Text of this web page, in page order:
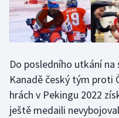
Krasobruslení
Lezení
Lyže a snowboard
Moderní pětiboj
Do posledního utkání
Kanadě český tým proti
hrách v Pekingu 2022
ještě medaili